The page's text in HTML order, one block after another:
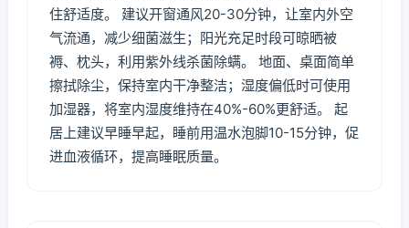
住舒适度。 建议开窗通风20-30分钟，让室内外空
气流通，减少细菌滋生；阳光充足时段可晾晒被
褥、枕头，利用紫外线杀菌除螨。 地面、桌面简单
擦拭除尘，保持室内干净整洁；湿度偏低时可使用
加湿器，将室内湿度维持在40%-60%更舒适。 起
居上建议早睡早起，睡前用温水泡脚10-15分钟，促
进血液循环，提高睡眠质量。